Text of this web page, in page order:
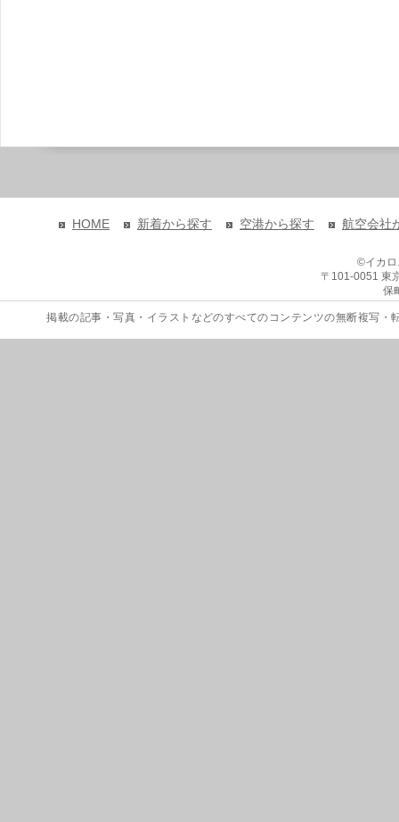
HOME 新着から探す 空港から探す 航空会社
©イカ
〒101-0051 東
保
掲載の記事・写真・イラストなどのすべてのコンテンツの無断複